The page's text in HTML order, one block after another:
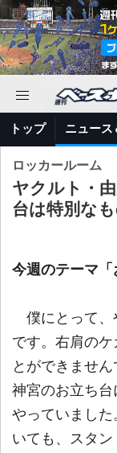
トップ ニュース
ロッカールーム
ヤクルト・
台は特別なも
今週のテーマ「
僕にとって、
です。右肩の
とができませ
神宮のお立ち
やっていまし
いても、スタ